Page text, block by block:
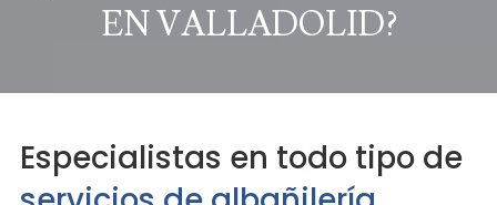
EN VALLADOLID?
Especialistas en todo tipo de